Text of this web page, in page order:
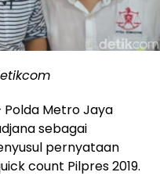
Polda Metro Jaya
sebagai
pernyataan
count Pilpres 2019.